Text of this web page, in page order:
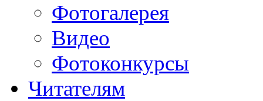
Фотогалерея
Видео
Фотоконкурсы
Читателям